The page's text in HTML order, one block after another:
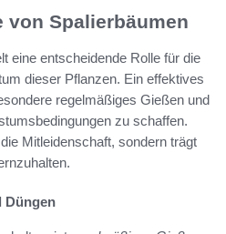
von Spalierbäumen
eine entscheidende Rolle für die
dieser Pflanzen. Ein effektives
regelmäßiges Gießen und
zu schaffen.
Mitleidenschaft, sondern trägt
Düngen